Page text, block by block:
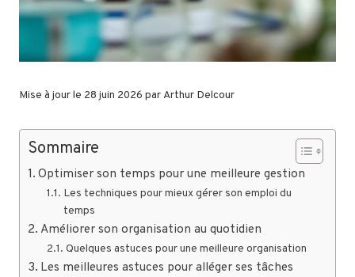
Mise à jour le 28 juin 2026 parArthur Delcour
Sommaire
Optimiser son temps pour une meilleure gestion
Les techniques pour mieux gérer son emploi du
temps
Améliorer son organisation au quotidien
Quelques astuces pour une meilleure organisation
Les meilleures astuces pour alléger ses tâches